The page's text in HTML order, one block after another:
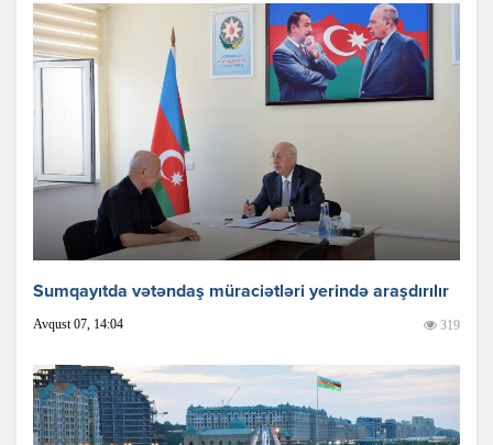
Sumqayıtda vətəndaş müraciətləri yerində araşdırılır
Avqust 07, 14:04 319